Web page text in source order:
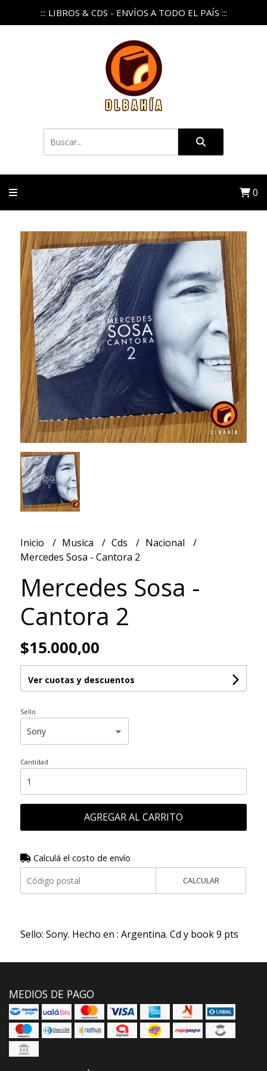
::: LIBROS & CDS - ENVÍOS A TODO EL PAÍS :::
0
Inicio Musica Cds
Nacional
Mercedes Sosa - Cantora 2
Mercedes Sosa -
Cantora 2
$15.000,00
Ver cuotas y descuentos
Sello
Cantidad
AGREGAR AL CARRITO
Calculá el costo de envío
CALCULAR
Sello: Sony. Hecho en : Argentina. Cd y book 9 pts
MEDIOS DE PAGO